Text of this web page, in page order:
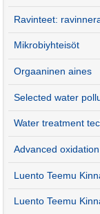
Ravinteet:
Mikrobiyhteisöt
Orgaaninen aines
Selected water
Water treatment
Advanced
Luento Teemu
Luento Teemu